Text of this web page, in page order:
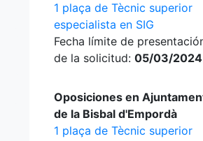
1 plaça de Tècnic superior
especialista en SIG
Fecha límite de
de la solicitud: 05/03/2024
Oposiciones en
de la Bisbal d'Empordà
1 plaça de Tècnic superior